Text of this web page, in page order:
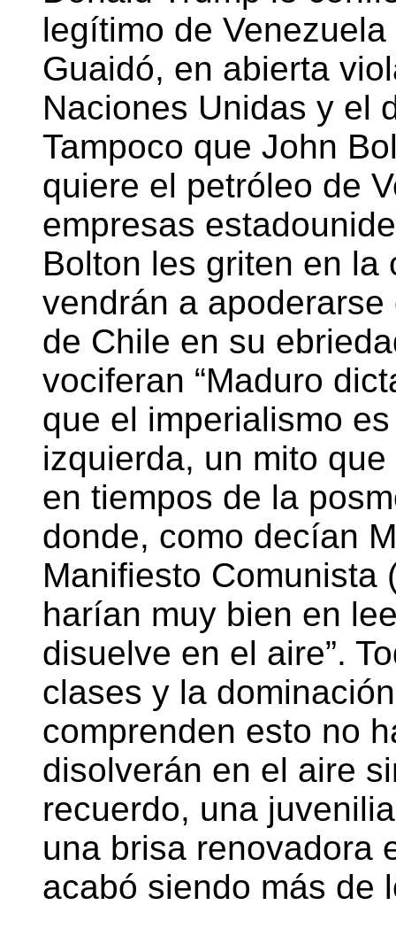
legítimo de
Guaidó, en abierta
Naciones Unidas y el
Tampoco que John
quiere el petróleo de
empresas
Bolton les griten en la
vendrán a
de Chile en su
vociferan “Maduro
que el imperialismo
izquierda, un mito
en tiempos de la
donde, como decían
Manifiesto Comunista
harían muy bien en
disuelve en el aire”.
clases y la
comprenden esto no
disolverán en el aire
recuerdo, una
una brisa renovadora
acabó siendo más de